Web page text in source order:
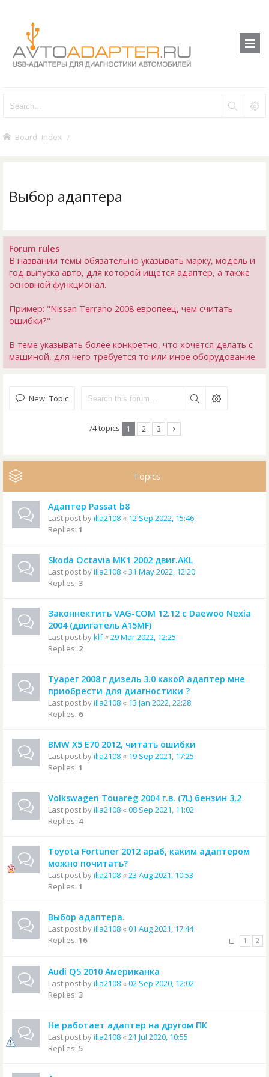
Board index
Выбор адаптера
Forum rules
В названии темы обязательно указывать марку, модель и
год выпуска авто, для которой ищется адаптер, а также
основной функционал.
Пример: "Nissan Terrano 2008 европеец, чем считать
ошибки?"
В теме указывать более конкретно, что хочется делать с
машиной, для чего требуется то или иное оборудование.
New Topic
74 topics 1 2 3
Topics
Адаптер Passat b8
Last post byilia2108 « 12 Sep 2022, 15:46
Replies: 1
Skoda Octavia MK1 2002 двиг.AKL
Last post byilia2108 « 31 May 2022, 12:20
Replies: 3
Законнектить VAG-COM 12.12 с Daewoo Nexia
2004 (двигатель A15MF)
Last post byklf« 29 Mar 2022, 12:25
Replies: 2
Туарег 2008 г дизель 3.0 какой адаптер мне
приобрести для диагностики ?
Last post byilia2108 « 13 Jan 2022, 22:28
Replies: 6
BMW X5 E70 2012, читать ошибки
Last post byilia2108 « 19 Sep 2021, 17:25
Replies: 1
Volkswagen Touareg 2004 г.в. (7L) бензин 3,2
Last post byilia2108 « 08 Sep 2021, 11:02
Replies: 4
Toyota Fortuner 2012 араб, каким адаптером
можно почитать?
Last post byilia2108 « 23 Aug 2021, 10:53
Replies: 1
Выбор адаптера.
Last post byilia2108 « 01 Aug 2021, 17:44
Replies: 16 1 2
Audi Q5 2010 Американка
Last post byilia2108 « 02 Sep 2020, 12:02
Replies: 3
Не работает адаптер на другом ПК
Last post byilia2108 « 21 Jul 2020, 10:55
Replies: 5